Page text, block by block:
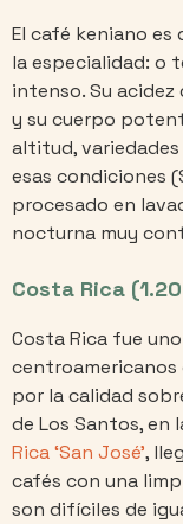
El café keniano es
la especialidad: o
intenso. Su
y su cuerpo
altitud,
esas condiciones
procesado en
nocturna muy
Costa Rica
Costa Rica fue
por la calidad
de Los Santos, en
Rica ‘San José’,
cafés con una
son difíciles de